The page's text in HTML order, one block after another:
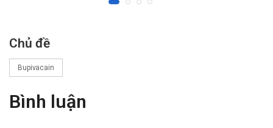
Chủ đề
Bupivacain
Bình luận